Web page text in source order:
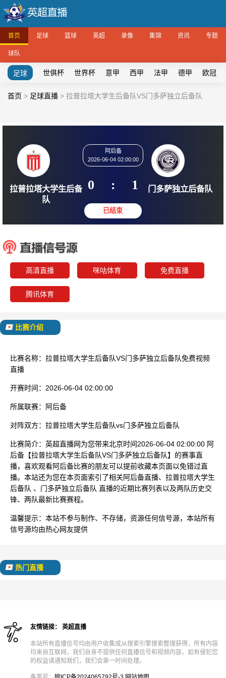
首页 足球 篮球 英超 录像 集锦 资讯 专题
球队
足球 世俱杯 世界杯 意甲 西甲 法甲 德甲 欧冠
首页 > 足球直播 > 拉普拉塔大学生后备队VS门多萨独立后备队
队
阿后备
2026-06-04 02:00:00
0 : 1
高清直播 咪咕体育 免费直播
腾讯体育
比赛介绍
比赛名称： 拉普拉塔大学生后备队VS门多萨独立后备队免费视频
直播
开赛时间： 2026-06-04 02:00:00
所属联赛： 阿后备
对阵双方： 拉普拉塔大学生后备队vs门多萨独立后备队
比赛简介： 英超直播网为您带来北京时间2026-06-04 02:00:00 阿
后备【拉普拉塔大学生后备队VS门多萨独立后备队】的赛事直
播，喜欢观看阿后备比赛的朋友可以提前收藏本页面以免错过直
播。本站还为您在本页面索引了相关阿后备直播、拉普拉塔大学生
后备队 、门多萨独立后备队 直播的近期比赛列表以及两队历史交
锋、两队最新比赛赛程。
温馨提示： 本站不参与制作、不存储，资源任何信号源，本站所有
信号源均由热心网友提供
热门直播
友情链接： 英超直播
本站所有直播信号均由用户收集或从搜索引擎搜索整理获得，所有内容
均来自互联网，我们自身不提供任何直播信号和视频内容，如有侵犯您
的权益请通知我们，我们会第一时间处理。